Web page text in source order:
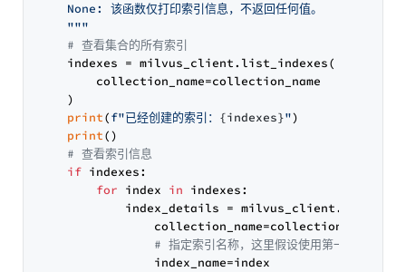
    None: 该函数仅打印索引信息，不返回任何值。
    """
# 查看集合的所有索引
    indexes = milvus_client.list_indexes(
        collection_name=collection_name
    )
print(f"已经创建的索引： {indexes}")
print()
# 查看索引信息
if indexes:
for index in indexes:
index_details =
                collection_name=collection_name,
# 指定索引名称，这里假设使用第一个索引
                index_name=index